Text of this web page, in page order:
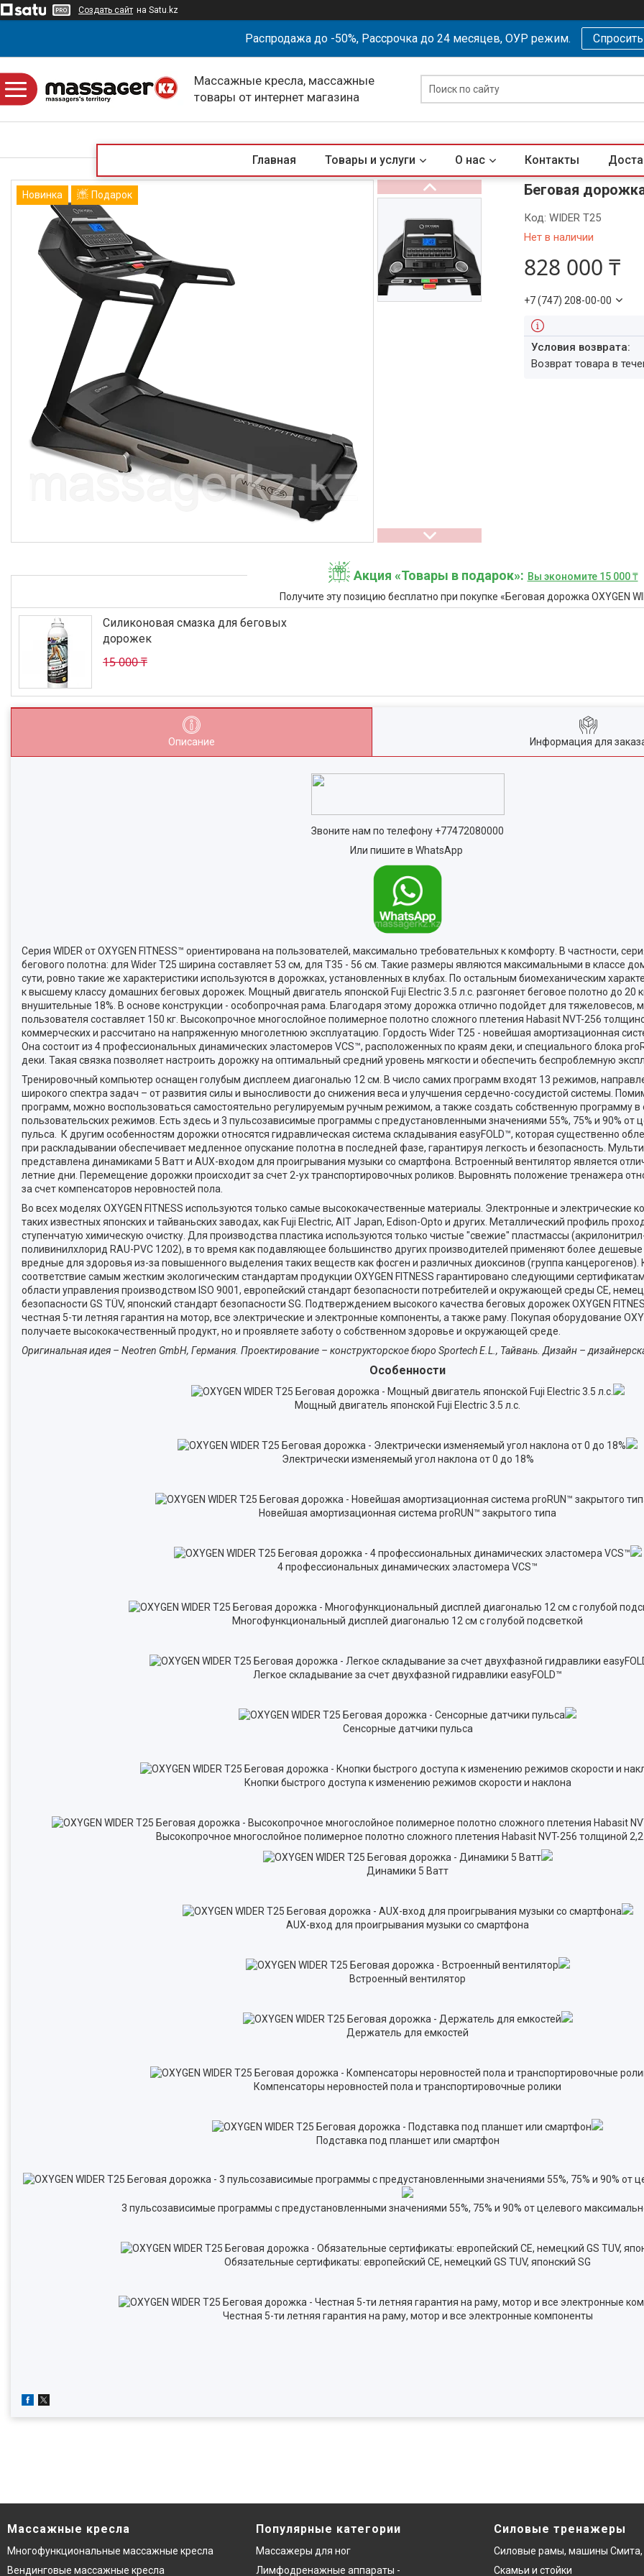
Создать сайт на Satu.kz
Распродажа до -50%, Рассрочка до 24 месяцев, ОУР режим.
Массажные кресла, массажные
товары от интернет магазина
Главная Товары и услуги О нас Контакты
Новинка Подарок Беговая дорожка
Нет в наличии
Код:WIDER T25
828 000 ₸
+7 (747) 208-00-00
возврат товара в
Акция «Товары в подарок»
Вы экономите 15 000 ₸
Получите эту позицию бесплатно при покупке «Беговая дорожка OXYGEN
15 000 ₸
Силиконовая смазка для беговых
дорожек
Описание Информация для
Звоните нам по телефону +77472080000
Или пишите в WhatsApp
Серия WIDER от OXYGEN FITNESS™ ориентирована на пользователей, максимально требовательных к комфорту. В частности,
бегового полотна: для Wider T25 ширина составляет 53 см, для T35 - 56 см. Такие размеры являются максимальными в классе
сути, ровно такие же характеристики используются в дорожках, установленных в клубах. По остальным биомеханическим
к высшему классу домашних беговых дорожек. Мощный двигатель японской Fuji Electric 3.5 л.с. разгоняет беговое полотно до 20
внушительные 18%. В основе конструкции - особопрочная рама. Благодаря этому дорожка отлично подойдет для тяжеловесов,
пользователя составляет 150 кг. Высокопрочное многослойное полимерное полотно сложного плетения Habasit NVT-256
коммерческих и рассчитано на напряженную многолетнюю эксплуатацию. Гордость Wider T25 - новейшая амортизационная
Она состоит из 4 профессиональных динамических эластомеров VCS™, расположенных по краям деки, и специального блока
деки. Такая связка позволяет настроить дорожку на оптимальный средний уровень мягкости и обеспечить беспроблемную
Тренировочный компьютер оснащен голубым дисплеем диагональю 12 см. В число самих программ входят 13 режимов,
широкого спектра задач – от развития силы и выносливости до снижения веса и улучшения сердечно-сосудистой системы.
программ, можно воспользоваться самостоятельно регулируемым ручным режимом, а также создать собственную программу в
пользовательских режимов. Есть здесь и 3 пульсозависимые программы с предустановленными значениями 55%, 75% и 90% от
пульса. К другим особенностям дорожки относятся гидравлическая система складывания easyFOLD™, которая существенно
при раскладывании обеспечивает медленное опускание полотна в последней фазе, гарантируя легкость и безопасность.
представлена динамиками 5 Ватт и AUX-входом для проигрывания музыки со смартфона. Встроенный вентилятор является
летние дни. Перемещение дорожки происходит за счет 2-ух транспортировочных роликов. Выровнять положение тренажера
за счет компенсаторов неровностей пола.
Во всех моделях OXYGEN FITNESS используются только самые высококачественные материалы. Электронные и электрические
таких известных японских и тайваньских заводах, как Fuji Electric, AIT Japan, Edison-Opto и других. Металлический профиль
ступенчатую химическую очистку. Для производства пластика используются только чистые "свежие" пластмассы
поливинилхлорид RAU-PVC 1202), в то время как подавляющее большинство других производителей применяют более
вредные для здоровья из-за повышенного выделения таких веществ как фосген и различных диоксинов (группа канцерогенов).
соответствие самым жестким экологическим стандартам продукции OXYGEN FITNESS гарантировано следующими
области управления производством ISO 9001, европейский стандарт безопасности потребителей и окружающей среды CE,
безопасности GS TÜV, японский стандарт безопасности SG. Подтверждением высокого качества беговых дорожек OXYGEN
честная 5-ти летняя гарантия на мотор, все электрические и электронные компоненты, а также раму. Покупая оборудование
получаете высококачественный продукт, но и проявляете заботу о собственном здоровье и окружающей среде.
Оригинальная идея – Neotren GmbH, Германия. Проектирование – конструкторское бюро Sportech E.L., Тайвань. Дизайн –
Особенности
Мощный двигатель японской Fuji Electric 3.5 л.с.
Электрически изменяемый угол наклона от 0 до 18%
Новейшая амортизационная система proRUN™ закрытого типа
4 профессиональных динамических эластомера VCS™
Многофункциональный дисплей диагональю 12 см с голубой подсветкой
Легкое складывание за счет двухфазной гидравлики easyFOLD™
Cенсорные датчики пульса
Кнопки быстрого доступа к изменению режимов скорости и наклона
Высокопрочное многослойное полимерное полотно сложного плетения Habasit NVT-256 толщиной
Динамики 5 Ватт
AUX-вход для проигрывания музыки со смартфона
Встроенный вентилятор
Держатель для емкостей
Компенсаторы неровностей пола и транспортировочные ролики
Подставка под планшет или смартфон
3 пульсозависимые программы с предустановленными значениями 55%, 75% и 90% от целевого
Обязательные сертификаты: европейский CE, немецкий GS TUV, японский SG
Честная 5-ти летняя гарантия на раму, мотор и все электронные компоненты
Массажные кресла
Многофункциональные массажные кресла
Вендинговые массажные кресла
Популярные категории
Массажеры для ног
Лимфодренажные аппараты -
Силовые тренажеры
Силовые рамы, машины Смита,
Скамьи и стойки